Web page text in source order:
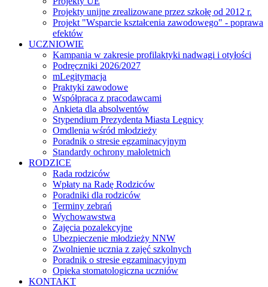
Projekty unijne zrealizowane przez szkołę od 2012 r.
Projekt "Wsparcie kształcenia zawodowego" - poprawa
efektów
UCZNIOWIE
Kampania w zakresie profilaktyki nadwagi i otyłości
Podręczniki 2026/2027
mLegitymacja
Praktyki zawodowe
Współpraca z pracodawcami
Ankieta dla absolwentów
Stypendium Prezydenta Miasta Legnicy
Omdlenia wśród młodzieży
Poradnik o stresie egzaminacyjnym
Standardy ochrony małoletnich
RODZICE
Rada rodziców
Wpłaty na Radę Rodziców
Poradniki dla rodziców
Terminy zebrań
Wychowawstwa
Zajęcia pozalekcyjne
Ubezpieczenie młodzieży NNW
Zwolnienie ucznia z zajęć szkolnych
Poradnik o stresie egzaminacyjnym
Opieka stomatologiczna uczniów
KONTAKT